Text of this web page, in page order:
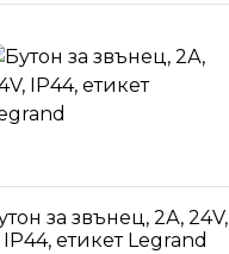
за звънец, 2А, 24V,
IP44, етикет Legrand